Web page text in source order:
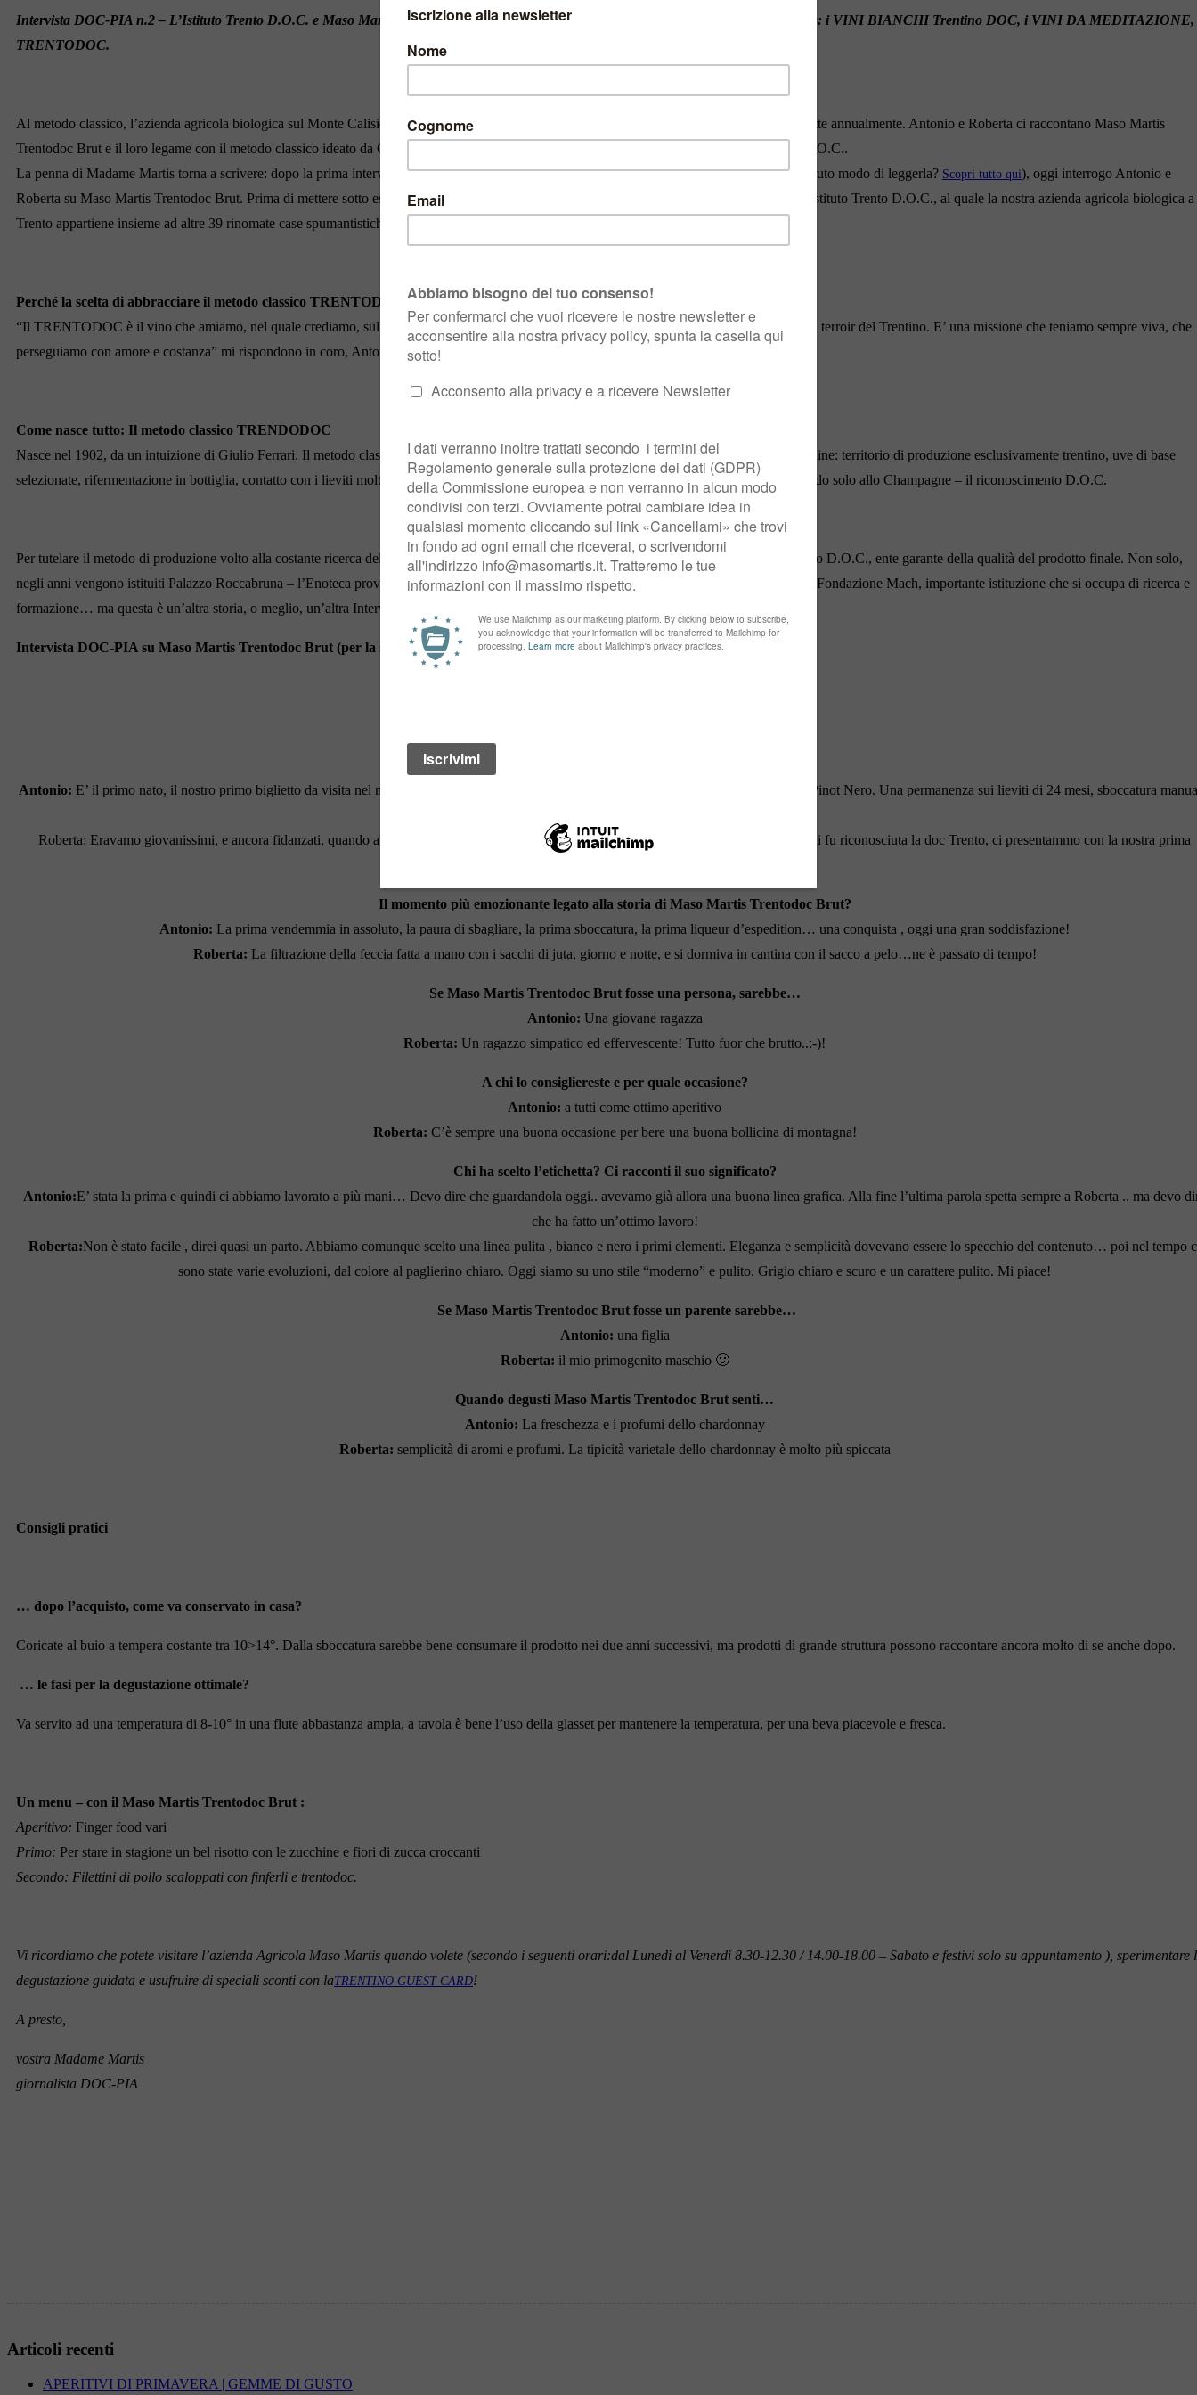
Intervista DOC-PIA n.2 – L’Istituto Trento D.O.C. e Maso Martis Trentodoc Brut. Continua il viaggio di scoperta dei prodotti Maso Martis: i VINI BIANCHI Trentino DOC, i VINI DA MEDITAZIONE,
TRENTODOC.
Al metodo classico, l’azienda agricola biologica sul Monte Calisio (a Martignano – vicino a Trento) dedica 45.000 delle 60.000 bottiglie prodotte annualmente. Antonio e Roberta ci raccontano Maso Martis
Trentodoc Brut e il loro legame con il metodo classico ideato da Giulio Ferrari, e formalizzato all’interno del Disciplinare dell’Istituto Trento D.O.C..
La penna di Madame Martis torna a scrivere: dopo la prima intervista DOC-PIA, dedicata al TRENTINO DOC CHARDONNAY (non hai avuto modo di leggerla? Scopri tutto qui), oggi interrogo Antonio e
Roberta su Maso Martis Trentodoc Brut. Prima di mettere sotto esame il cuore pulsante di Maso Martis – mi concedo una breve parentesi sull’Istituto Trento D.O.C., al quale la nostra azienda agricola biologica a
Trento appartiene insieme ad altre 39 rinomate case spumantistiche in Trentino.
Perché la scelta di abbracciare il metodo classico TRENTODOC?
“Il TRENTODOC è il vino che amiamo, nel quale crediamo, sul quale investiamo le nostre energie. E’ il vino che per noi meglio rappresenta il terroir del Trentino. E’ una missione che teniamo sempre viva, che
perseguiamo con amore e costanza” mi rispondono in coro, Antonio e Roberta.
Come nasce tutto: Il metodo classico TRENDODOC
Nasce nel 1902, da un intuizione di Giulio Ferrari. Il metodo classico, oggi formalizzato in un rigido disciplinare, si basa sui seguenti punti cardine: territorio di produzione esclusivamente trentino, uve di base
selezionate, rifermentazione in bottiglia, contatto con i lieviti molto prolungato (non inferiore ai 24 mesi), remuage. Nel 1993 consegue – secondo solo allo Champagne – il riconoscimento D.O.C.
Per tutelare il metodo di produzione volto alla costante ricerca dell’eccellenza, su richiesta dei produttori, nel 1984 viene fondato l’Istituto Trento D.O.C., ente garante della qualità del prodotto finale. Non solo,
negli anni vengono istituiti Palazzo Roccabruna – l’Enoteca provinciale del Trentino dove è possibile degustare tutte le etichette Trentodoc e la Fondazione Mach, importante istituzione che si occupa di ricerca e
formazione… ma questa è un’altra storia, o meglio, un’altra Intervista DOC-PIA 😉
Intervista DOC-PIA su Maso Martis Trentodoc Brut (per la scheda tecnica –si veda qui)
Antonio: E’ il primo nato, il nostro primo biglietto da visita nel mondo delle bollicine. E’ la nostra prima cuvèe al 70% chardonnay e al 30 % Pinot Nero. Una permanenza sui lieviti di 24 mesi, sboccatura
Roberta: Eravamo giovanissimi, e ancora fidanzati, quando abbiamo incantinato la prima base spumante nel 1990. Poi nel 1993, anno in cui fu riconosciuta la doc Trento, ci presentammo con la nostra prima
Il momento più emozionante legato alla storia di Maso Martis Trentodoc Brut?
Antonio: La prima vendemmia in assoluto, la paura di sbagliare, la prima sboccatura, la prima liqueur d’espedition… una conquista , oggi una gran soddisfazione!
Roberta: La filtrazione della feccia fatta a mano con i sacchi di juta, giorno e notte, e si dormiva in cantina con il sacco a pelo…ne è passato di tempo!
Se Maso Martis Trentodoc Brut fosse una persona, sarebbe…
Antonio: Una giovane ragazza
Roberta: Un ragazzo simpatico ed effervescente! Tutto fuor che brutto..:-)!
A chi lo consigliereste e per quale occasione?
Antonio: a tutti come ottimo aperitivo
Roberta: C’è sempre una buona occasione per bere una buona bollicina di montagna!
Chi ha scelto l’etichetta? Ci racconti il suo significato?
Antonio:E’ stata la prima e quindi ci abbiamo lavorato a più mani… Devo dire che guardandola oggi.. avevamo già allora una buona linea grafica. Alla fine l’ultima parola spetta sempre a Roberta .. ma devo
che ha fatto un’ottimo lavoro!
Roberta:Non è stato facile , direi quasi un parto. Abbiamo comunque scelto una linea pulita , bianco e nero i primi elementi. Eleganza e semplicità dovevano essere lo specchio del contenuto… poi nel tempo
sono state varie evoluzioni, dal colore al paglierino chiaro. Oggi siamo su uno stile “moderno” e pulito. Grigio chiaro e scuro e un carattere pulito. Mi piace!
Se Maso Martis Trentodoc Brutfosse un parente sarebbe…
Antonio: una figlia
Roberta: il mio primogenito maschio 🙂
Quando degusti Maso Martis Trentodoc Brut senti…
Antonio: La freschezza e i profumi dello chardonnay
Roberta: semplicità di aromi e profumi. La tipicità varietale dello chardonnay è molto più spiccata
Consigli pratici
… dopo l’acquisto, come va conservato in casa?
Coricate al buio a tempera costante tra 10>14°. Dalla sboccatura sarebbe bene consumare il prodotto nei due anni successivi, ma prodotti di grande struttura possono raccontare ancora molto di se anche dopo.
… le fasi per la degustazione ottimale?
Va servito ad una temperatura di 8-10° in una flute abbastanza ampia, a tavola è bene l’uso della glasset per mantenere la temperatura, per una beva piacevole e fresca.
Un menu – con il Maso Martis Trentodoc Brut :
Aperitivo: Finger food vari
Primo: Per stare in stagione un bel risotto con le zucchine e fiori di zucca croccanti
Secondo: Filettini di pollo scaloppati con finferli e trentodoc.
Vi ricordiamo che potete visitare l’azienda Agricola Maso Martis quando volete (secondo i seguenti orari:dal Lunedì al Venerdì 8.30-12.30 / 14.00-18.00 – Sabato e festivi solo su appuntamento ), sperimentare
degustazione guidata e usufruire di speciali sconti con laTRENTINO GUEST CARD!
A presto,
vostra Madame Martis
giornalista DOC-PIA
Articoli recenti
APERITIVI DI PRIMAVERA | GEMME DI GUSTO